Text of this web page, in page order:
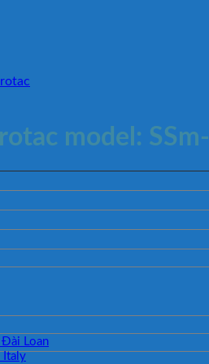
Đài Loan
Italy
model: